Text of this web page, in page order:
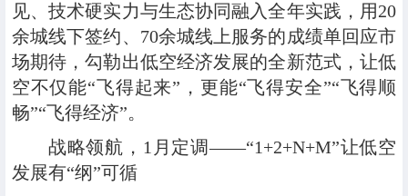
见、技术硬实力与生态协同融入全年实践，用20
余城线下签约、70余城线上服务的成绩单回应市
场期待，勾勒出低空经济发展的全新范式，让低
空不仅能“飞得起来”，更能“飞得安全”“飞得顺
畅”“飞得经济”。
战略领航 ， 1月定调——“1+2+N+M”让低空
发展有“纲”可循